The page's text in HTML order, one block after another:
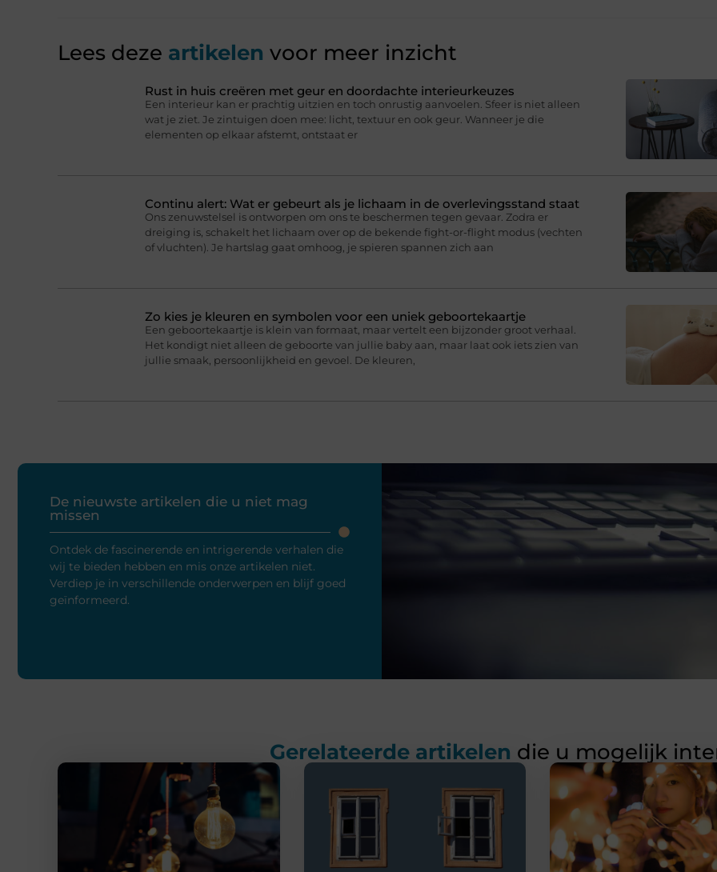
Lees deze artikelen voor meer inzicht
Rust in huis creëren met geur en doordachte interieurkeuzes
Een interieur kan er prachtig uitzien en toch onrustig aanvoelen. Sfeer is niet alleen
wat je ziet. Je zintuigen doen mee: licht, textuur en ook geur. Wanneer je die
elementen op elkaar afstemt, ontstaat er
Continu alert: Wat er gebeurt als je lichaam in de overlevingsstand staat
Ons zenuwstelsel is ontworpen om ons te beschermen tegen gevaar. Zodra er
dreiging is, schakelt het lichaam over op de bekende fight-or-flight modus (vechten
of vluchten). Je hartslag gaat omhoog, je spieren spannen zich aan
Zo kies je kleuren en symbolen voor een uniek geboortekaartje
Een geboortekaartje is klein van formaat, maar vertelt een bijzonder groot verhaal.
Het kondigt niet alleen de geboorte van jullie baby aan, maar laat ook iets zien van
jullie smaak, persoonlijkheid en gevoel. De kleuren,
De nieuwste artikelen die u niet mag
missen
Ontdek de fascinerende en intrigerende verhalen die
wij te bieden hebben en mis onze artikelen niet.
Verdiep je in verschillende onderwerpen en blijf goed
geïnformeerd.
Gerelateerde artikelen die u mogelijk